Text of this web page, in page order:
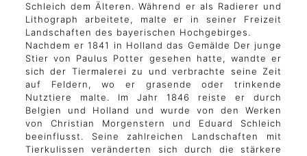
Schleich dem Älteren. Während er als Radierer und
Lithograph arbeitete, malte er in seiner Freizeit
Landschaften des bayerischen Hochgebirges.
Nachdem er 1841 in Holland das Gemälde Der junge
Stier von Paulus Potter gesehen hatte, wandte er
sich der Tiermalerei zu und verbrachte seine Zeit
auf Feldern, wo er grasende oder trinkende
Nutztiere malte. Im Jahr 1846 reiste er durch
Belgien und Holland und wurde von den Werken
von Christian Morgenstern und Eduard Schleich
beeinflusst. Seine zahlreichen Landschaften mit
Tierkulissen veränderten sich durch die stärkere